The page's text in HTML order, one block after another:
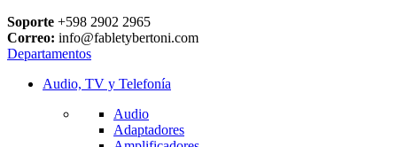
Soporte +598 2902 2965
Correo: info@fabletybertoni.com
Departamentos
Audio, TV y Telefonía
Audio
Adaptadores